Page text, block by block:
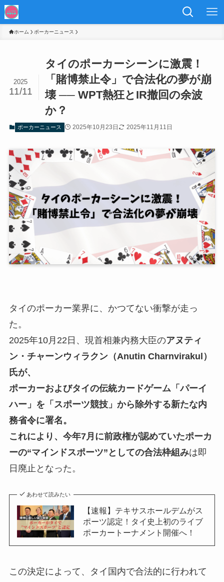
ホーム ポーカーニュース
タイのポーカーシーンに激震！
「賭博禁止令」で合法化の夢が崩
壊 ── WPT熱狂とIR撤回の余波
か？
2025
11/11
ポーカーニュース 2025年10月23日 2025年11月11日
タイのポーカー業界に、かつてない衝撃が走っ
た。
2025年10月22日、現首相兼内務大臣のアヌティ
ン・チャーンウィラクン（Anutin Charnvirakul）
氏が、
ポーカーおよびタイの伝統カードゲーム「パーイ
ハー」を「スポーツ競技」から除外する新たな内
務省令に署名。
これにより、今年7月に前政権が認めていたポーカ
ーの“マインドスポーツ”としての合法枠組みは即
日廃止となった。
あわせて読みたい
【速報】テキサスホールデムがス
ポーツ認定！タイ史上初のライブ
ポーカートーナメント開催へ！
この決定によって、タイ国内で合法的に行われて